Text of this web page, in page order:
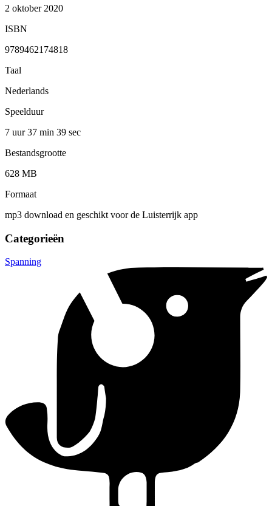
2 oktober 2020
ISBN
9789462174818
Taal
Nederlands
Speelduur
7 uur 37 min 39 sec
Bestandsgrootte
628 MB
Formaat
mp3 download en geschikt voor de Luisterrijk app
Categorieën
Spanning